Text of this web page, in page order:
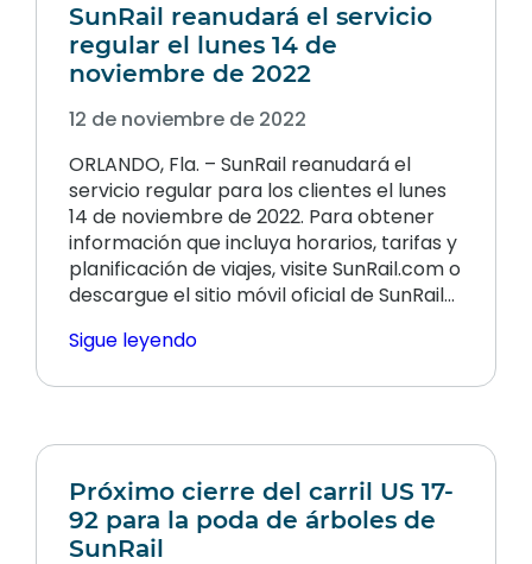
SunRail reanudará el servicio
regular el lunes 14 de
noviembre de 2022
12 de noviembre de 2022
ORLANDO, Fla. – SunRail reanudará el
servicio regular para los clientes el lunes
14 de noviembre de 2022. Para obtener
información que incluya horarios, tarifas y
planificación de viajes, visite SunRail.com o
descargue el sitio móvil oficial de SunRail...
Sigue leyendo
Próximo cierre del carril US 17-
92 para la poda de árboles de
SunRail